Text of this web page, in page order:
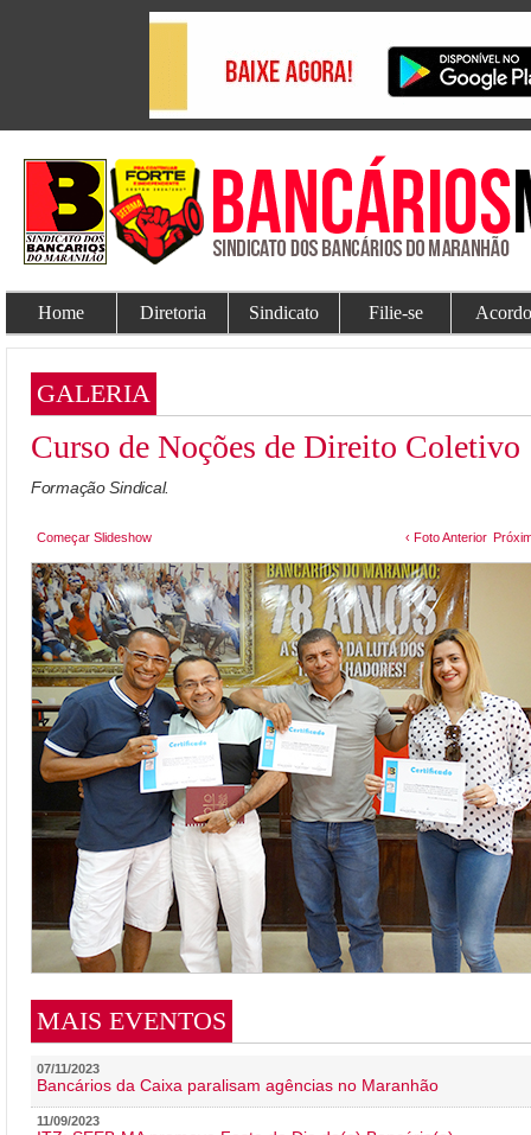
Home Diretoria Sindicato Filie-se
GALERIA
Curso de Noções de Direito Coletivo
Formação Sindical.
Começar Slideshow ‹ Foto Anterior
MAIS EVENTOS
07/11/2023
Bancários da Caixa paralisam agências no Maranhão
11/09/2023